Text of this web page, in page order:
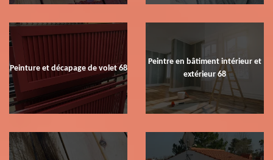
Peinture et décapage de volet 68
Peintre en bâtiment intérieur et
extérieur 68